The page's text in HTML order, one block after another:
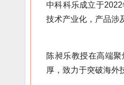
中科科乐成立于
技术产业化，产品涉
陈昶乐教授在高端
厚，致力于突破海外